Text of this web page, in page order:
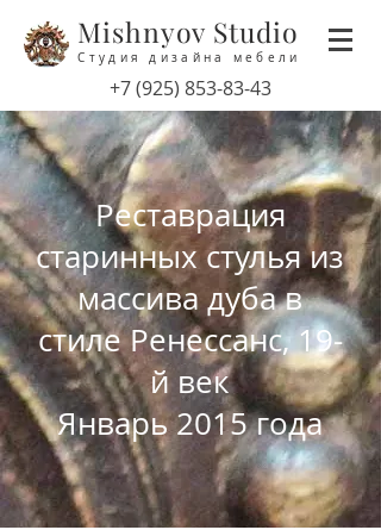
Mishnyov Studio
Студия дизайна мебели
‭+7(925) 853-83-43
Реставрация
старинных стулья из
массива дуба в
стиле Ренессанс, 19-
й век
Январь 2015 года